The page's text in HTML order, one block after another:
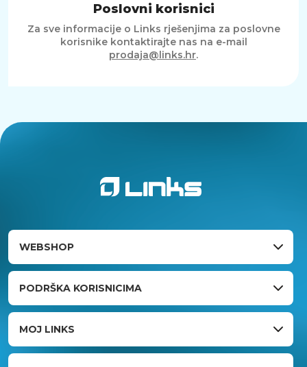
Poslovni korisnici
Za sve informacije o Links rješenjima za poslovne
korisnike kontaktirajte nas na e-mail
prodaja@links.hr.
WEBSHOP
PODRŠKA KORISNICIMA
MOJ LINKS